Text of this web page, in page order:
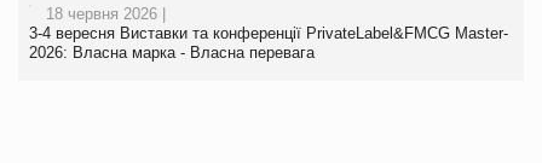
18 червня 2026 |
3-4 вересня Виставки та конференції PrivateLabel&FMCG Master-
2026: Власна марка - Власна перевага